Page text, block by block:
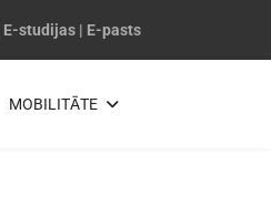
E-studijas | E-pasts
MOBILITĀTE